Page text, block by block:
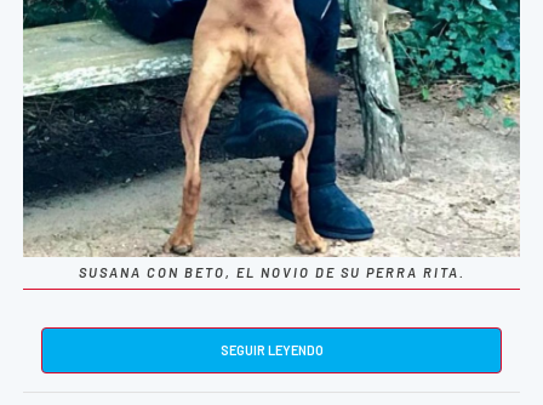
SUSANA CON BETO, EL NOVIO DE SU PERRA RITA.
SEGUIR LEYENDO